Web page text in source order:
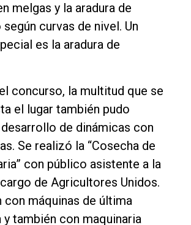
melgas y la aradura de
curvas de nivel. Un
es la aradura de
concurso, la multitud que se
el lugar también pudo
de dinámicas con
Se realizó la “Cosecha de
con público asistente a la
de Agricultores Unidos.
con máquinas de última
y también con maquinaria